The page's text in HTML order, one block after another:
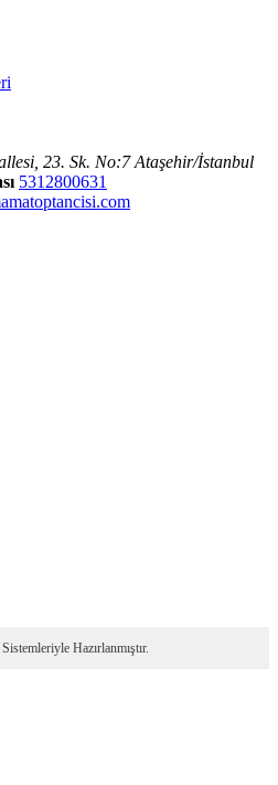
23. Sk. No:7 Ataşehir/İstanbul
5312800631
Sistemleriyle Hazırlanmıştır.